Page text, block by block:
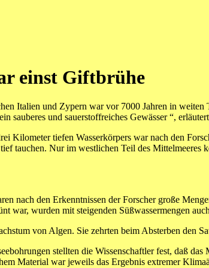
einst Giftbrühe
Italien und Zypern war vor 7000 Jahren in weiten
sauberes und sauerstoffreiches Gewässer “,
Kilometer tiefen Wasserkörpers war nach den
tauchen. Nur im westlichen Teil des
nach den Erkenntnissen der Forscher große
war, wurden mit steigenden Süßwassermengen
von Algen. Sie zehrten beim Absterben den
stellten die Wissenschaftler fest, daß
Material war jeweils das Ergebnis extremer